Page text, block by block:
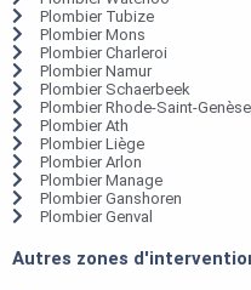
Plombier Tubize
Plombier Mons
Plombier Charleroi
Plombier Namur
Plombier Schaerbeek
Plombier Rhode-Saint-Genèse
Plombier Ath
Plombier Liège
Plombier Arlon
Plombier Manage
Plombier Ganshoren
Plombier Genval
Autres zones